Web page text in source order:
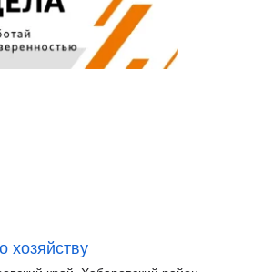
хозяйству